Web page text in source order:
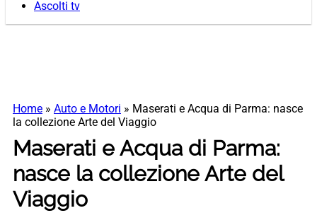
Ascolti tv
Home » Auto e Motori » Maserati e Acqua di Parma: nasce
la collezione Arte del Viaggio
Maserati e Acqua di Parma:
nasce la collezione Arte del
Viaggio